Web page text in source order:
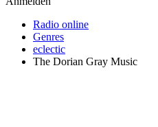
Radio online
Genres
eclectic
The Dorian Gray Music